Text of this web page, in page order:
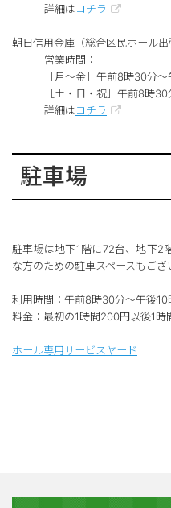
詳細はコチラ
朝日信用金庫（総合区民ホール出
営業時間：
［月～金］午前8時30分
［土・日・祝］午前8時
詳細はコチラ
駐車場
駐車場は地下1階に72台、地下2
な方のための駐車スペースもござ
利用時間：午前8時30分～午後10
料金：最初の1時間200円以後1時
ホール専用サービスヤード